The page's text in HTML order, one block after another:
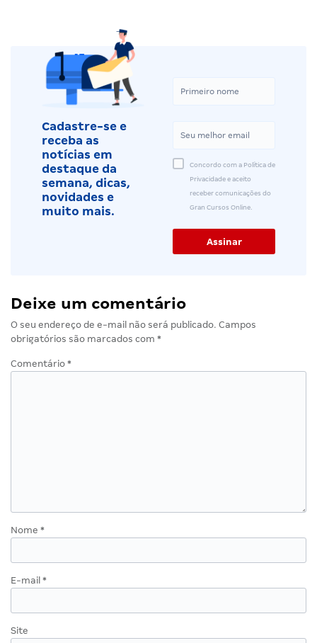
Cadastre-se e
receba as
notícias em
destaque da
semana, dicas,
novidades e
muito mais.
Concordo com a Política de
Privacidade e aceito
receber comunicações do
Gran Cursos Online.
Deixe um comentário
O seu endereço de e-mail não será publicado. Campos
obrigatórios são marcados com *
Comentário *
Nome *
E-mail *
Site